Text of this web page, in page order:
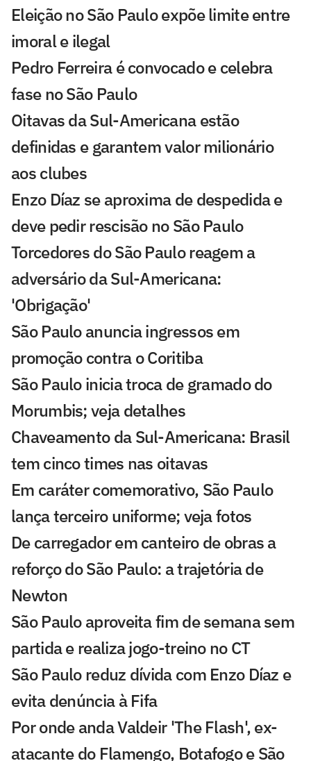
Eleição no São Paulo expõe limite entre
imoral e ilegal
Pedro Ferreira é convocado e celebra
fase no São Paulo
Oitavas da Sul-Americana estão
definidas e garantem valor milionário
aos clubes
Enzo Díaz se aproxima de despedida e
deve pedir rescisão no São Paulo
Torcedores do São Paulo reagem a
adversário da Sul-Americana:
'Obrigação'
São Paulo anuncia ingressos em
promoção contra o Coritiba
São Paulo inicia troca de gramado do
Morumbis; veja detalhes
Chaveamento da Sul-Americana: Brasil
tem cinco times nas oitavas
Em caráter comemorativo, São Paulo
lança terceiro uniforme; veja fotos
De carregador em canteiro de obras a
reforço do São Paulo: a trajetória de
Newton
São Paulo aproveita fim de semana sem
partida e realiza jogo-treino no CT
São Paulo reduz dívida com Enzo Díaz e
evita denúncia à Fifa
Por onde anda Valdeir 'The Flash', ex-
atacante do Flamengo, Botafogo e São